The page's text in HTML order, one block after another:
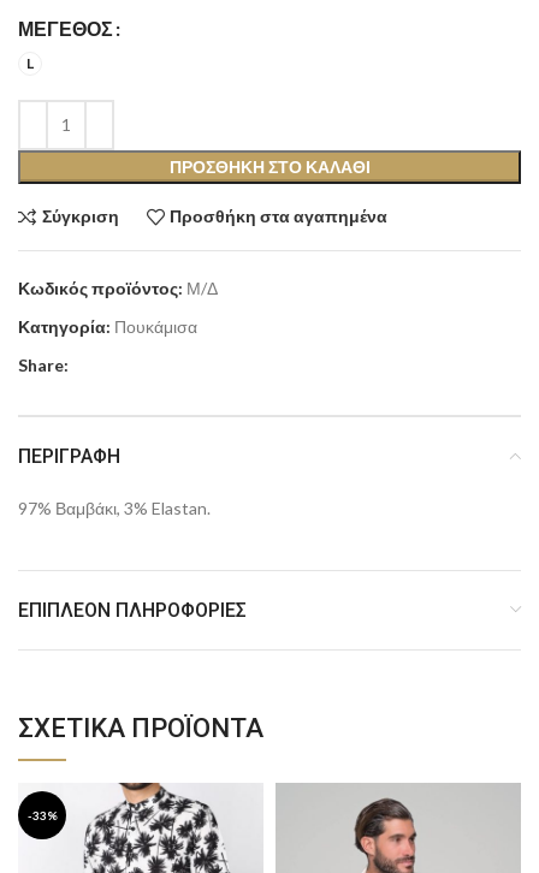
was:
ΜΈΓΕΘΟΣ
L
ΠΡΟΣΘΉΚΗ ΣΤΟ ΚΑΛΆΘΙ
Σύγκριση Προσθήκη στα αγαπημένα
Κωδικός προϊόντος: Μ/Δ
Κατηγορία: Πουκάμισα
Share:
ΠΕΡΙΓΡΑΦΉ
97% Βαμβάκι, 3% Elastan.
ΕΠΙΠΛΈΟΝ ΠΛΗΡΟΦΟΡΊΕΣ
ΣΧΕΤΙΚΆ ΠΡΟΪΌΝΤΑ
-33%